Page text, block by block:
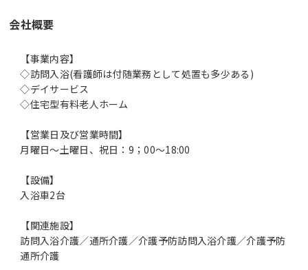
会社概要
【事業内容】
◇訪問入浴(看護師は付随業務として処置も多少ある)
◇デイサービス
◇住宅型有料老人ホーム
【営業日及び営業時間】
月曜日～土曜日、祝日：9；00～18:00
【設備】
入浴車2台
【関連施設】
訪問入浴介護／通所介護／介護予防訪問入浴介護／介護予防
通所介護